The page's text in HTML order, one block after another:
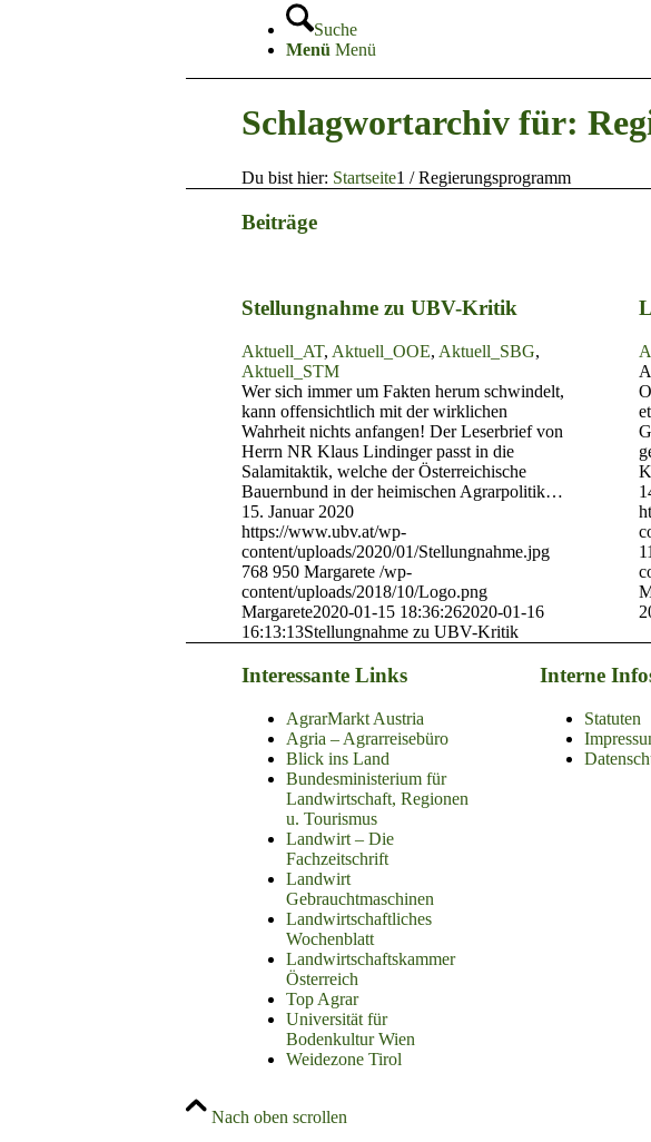
Suche
Menü Menü
Schlagwortarchiv für:
Du bist hier: Startseite1 / Regierungsprogramm
Beiträge
Stellungnahme zu UBV-Kritik
Aktuell_AT, Aktuell_OOE, Aktuell_SBG,
Aktuell_STM
Wer sich immer um Fakten herum schwindelt,
kann offensichtlich mit der wirklichen
Wahrheit nichts anfangen! Der Leserbrief von
Herrn NR Klaus Lindinger passt in die
Salamitaktik, welche der Österreichische
Bauernbund in der heimischen Agrarpolitik…
15. Januar 2020
https://www.ubv.at/wp-
content/uploads/2020/01/Stellungnahme.jpg
768 950 Margarete /wp-
content/uploads/2018/10/Logo.png
Margarete2020-01-15 18:36:262020-01-16
16:13:13Stellungnahme zu UBV-Kritik
Interessante Links
AgrarMarkt Austria
Agria – Agrarreisebüro
Blick ins Land
Bundesministerium für
Landwirtschaft, Regionen
u. Tourismus
Landwirt – Die
Fachzeitschrift
Landwirt
Gebrauchtmaschinen
Landwirtschaftliches
Wochenblatt
Landwirtschaftskammer
Österreich
Top Agrar
Universität für
Bodenkultur Wien
Weidezone Tirol
Interne
Statuten
Nach oben scrollen